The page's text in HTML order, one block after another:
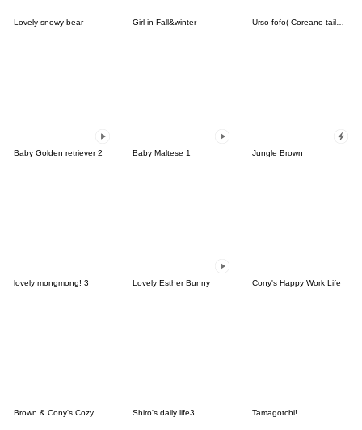
Lovely snowy bear Girl in Fall&winter Urso fofo( Coreano-tailandês)
Baby Golden retriever 2 Baby Maltese 1 Jungle Brown
lovely mongmong! 3 Lovely Esther Bunny Cony's Happy Work Life
Brown & Cony's Cozy Winter Date Shiro's daily life3 Tamagotchi!